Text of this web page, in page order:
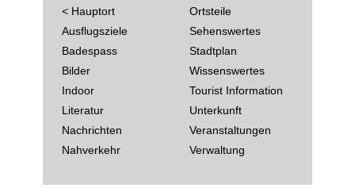
< Hauptort
Ausflugsziele
Badespass
Bilder
Indoor
Literatur
Nachrichten
Nahverkehr
Ortsteile
Sehenswertes
Stadtplan
Wissenswertes
Tourist Information
Unterkunft
Veranstaltungen
Verwaltung